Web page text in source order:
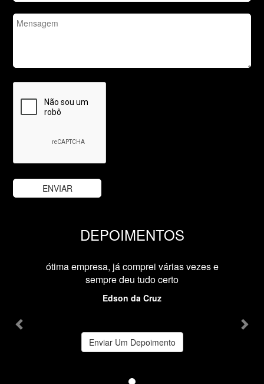
DEPOIMENTOS
ótima empresa, já comprei várias vezes e
sempre deu tudo certo
Edson da Cruz
Enviar Um Depoimento